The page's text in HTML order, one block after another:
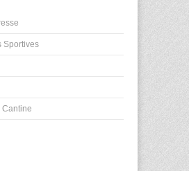
Sportives
Cantine